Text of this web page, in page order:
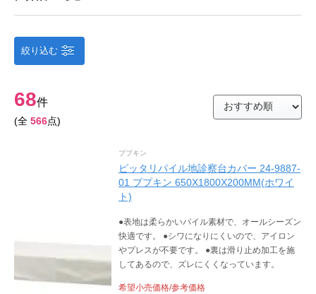
絞り込む
68件
(全 566点)
ププキン
ピッタリパイル地診察台カバー 24-9887-
01 ププキン 650X1800X200MM(ホワイ
ト)
●表地は柔らかいパイル素材で、オールシーズン
快適です。 ●シワになりにくいので、アイロン
やプレスが不要です。 ●裏は滑り止め加工を施
してあるので、ズレにくくなっています。
希望小売価格/参考価格